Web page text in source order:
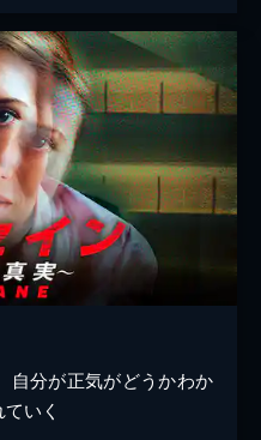
自分が正気がどうかわか
いく